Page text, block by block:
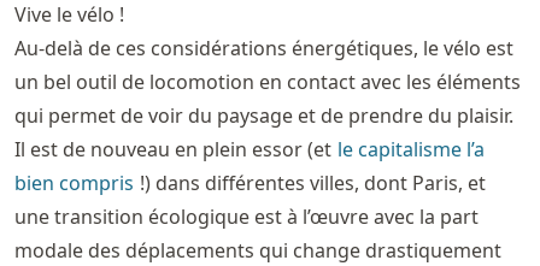
Vive le vélo !
Au-delà de ces considérations énergétiques, le vélo est
un bel outil de locomotion en contact avec les éléments
qui permet de voir du paysage et de prendre du plaisir.
Il est de nouveau en plein essor (et le capitalisme l’a
bien compris !) dans différentes villes, dont Paris, et
une transition écologique est à l’œuvre avec la part
modale des déplacements qui change drastiquement